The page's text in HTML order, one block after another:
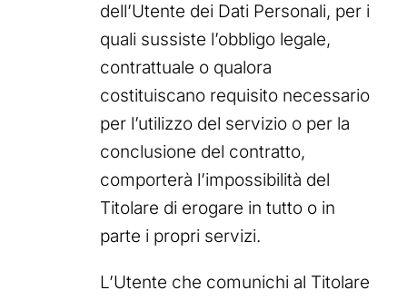
dell’Utente dei Dati Personali, per i
quali sussiste l’obbligo legale,
contrattuale o qualora
costituiscano requisito necessario
per l’utilizzo del servizio o per la
conclusione del contratto,
comporterà l’impossibilità del
Titolare di erogare in tutto o in
parte i propri servizi.
L’Utente che comunichi al Titolare